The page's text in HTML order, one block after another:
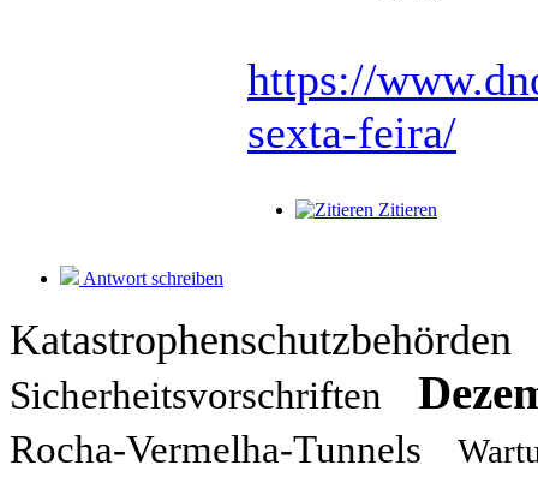
https://
sexta-feira/
Zitieren
Antwort schreiben
Katastrophenschutzbehörden
Sicherheitsvorschriften
Rocha-Vermelha-Tunnels